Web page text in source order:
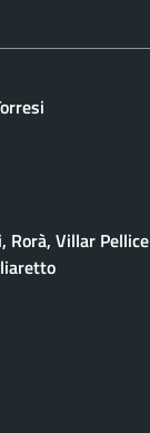
Rorà, Villar Pellice